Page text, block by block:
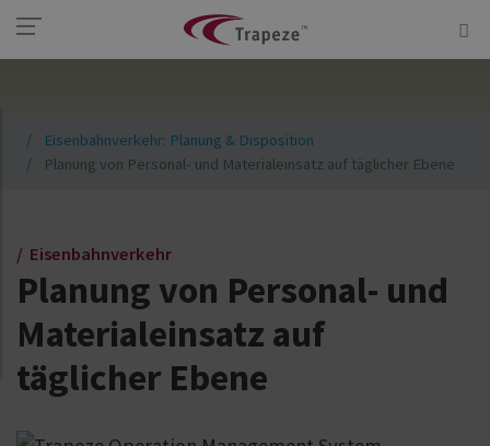
Eisenbahnverkehr: Planung & Disposition
Planung von Personal- und Materialeinsatz auf täglicher Ebene
Eisenbahnverkehr
Planung von Personal- und
Materialeinsatz auf
täglicher Ebene